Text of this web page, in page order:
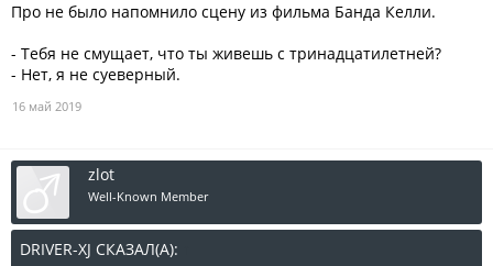
Про не было напомнило сцену из фильма Банда Келли.
- Тебя не смущает, что ты живешь с тринадцатилетней?
- Нет, я не суеверный.
16 май 2019
zlot
Well-Known Member
DRIVER-XJ СКАЗАЛ(А):